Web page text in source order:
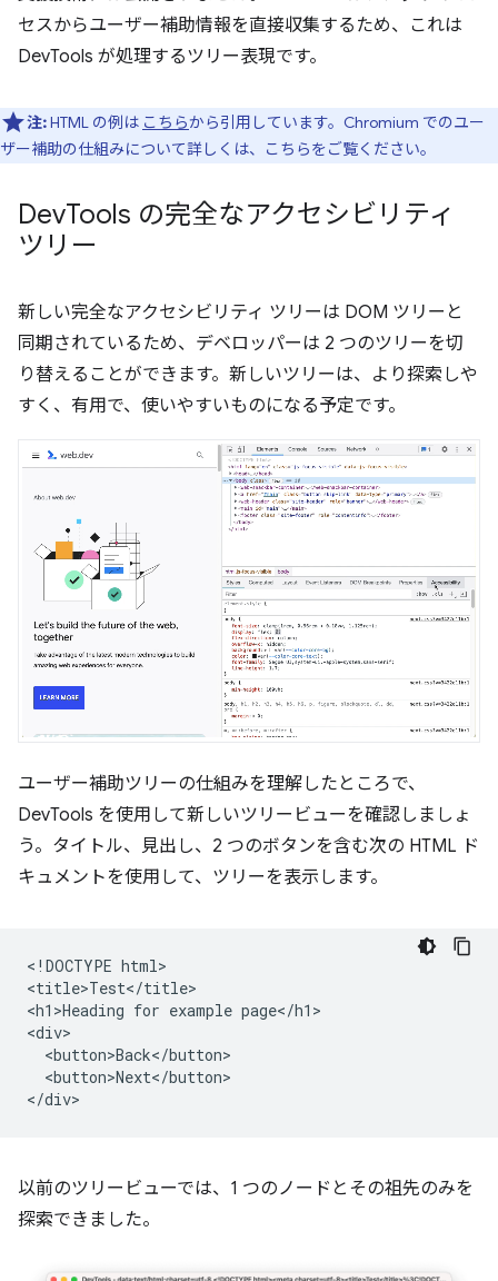
セスからユーザー補助情報を直接収集するため、これは
DevTools が処理するツリー表現です。
注:HTML の例は こちらから引用しています。Chromium でのユー
ザー補助の仕組みについて詳しくは、こちらをご覧ください。
DevTools の完全なアクセシビリティ
ツリー
新しい完全なアクセシビリティ ツリーは DOM ツリーと
同期されているため、デベロッパーは 2 つのツリーを切
り替えることができます。新しいツリーは、より探索しや
すく、有用で、使いやすいものになる予定です。
ユーザー補助ツリーの仕組みを理解したところで、
DevTools を使用して新しいツリービューを確認しましょ
う。タイトル、見出し、2 つのボタンを含む次の HTML ド
キュメントを使用して、ツリーを表示します。
<!DOCTYPE html>
<title>Test</title>
<h1>Heading for example page</h1>
<div>
  <button>Back</button>
  <button>Next</button>
以前のツリービューでは、1 つのノードとその祖先のみを
探索できました。